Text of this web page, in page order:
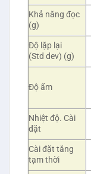
Khả năng đọc
(g)
Độ lặp lại
(Std dev) (g)
Độ ẩm
Nhiệt độ. Cài
đặt
Cài đặt tăng
tạm thời